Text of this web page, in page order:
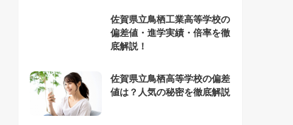
佐賀県立鳥栖工業高等学校の
偏差値・進学実績・倍率を徹
底解説！
佐賀県立鳥栖高等学校の偏差
値は？人気の秘密を徹底解説